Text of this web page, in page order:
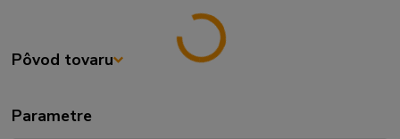
Pôvod tovaru
Parametre